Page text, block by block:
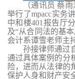
（通讯员 蔡雨
举行了mpacc实务
中和楼401报告厅
及“从合同法的基
会计系谭雪老师主
孙接律师通过
通过具体案例的分
险，进而从法律的
保护人身和财产安